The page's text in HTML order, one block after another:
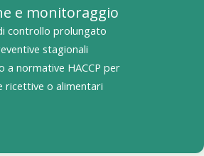
e monitoraggio
controllo prolungato
stagionali
a normative HACCP per
ricettive o alimentari